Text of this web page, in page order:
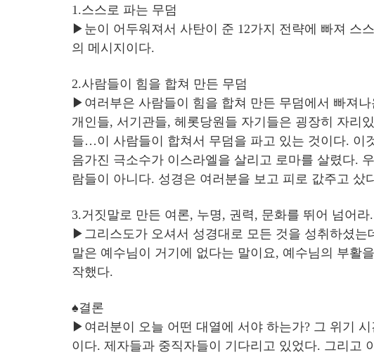
1.스스로 파는 무덤
▶눈이 어두워져서 사탄이 준 12가지 전략에 빠져 스
의 메시지이다.
2.사람들이 힘을 합쳐 만든 무덤
▶여러부은 사람들이 힘을 합쳐 만든 무덤에서 빠져
개인들, 서기관들, 헤롯당원들 자기들은 굉장히 자리
들…이 사람들이 합쳐서 무덤을 파고 있는 것이다. 이
음가진 극소수가 이스라엘을 살리고 로마를 살렸다.
람들이 아니다. 성경은 여러분을 보고 피로 값주고 샀
3.거짓말로 만든 여론, 누명, 권력, 문화를 뛰어 넘어라.
▶그리스도가 오셔서 성경대로 모든 것을 성취하셨
말은 예수님이 거기에 없다는 말이요, 예수님의 부활
작했다.
♠결론
▶여러분이 오늘 어떤 대열에 서야 하는가? 그 위기
이다. 제자들과 중직자들이 기다리고 있었다. 그리고